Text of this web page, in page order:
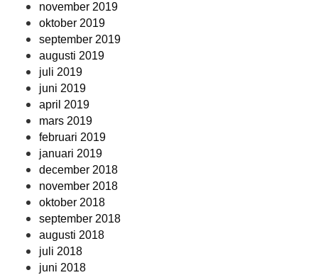
november 2019
oktober 2019
september 2019
augusti 2019
juli 2019
juni 2019
april 2019
mars 2019
februari 2019
januari 2019
december 2018
november 2018
oktober 2018
september 2018
augusti 2018
juli 2018
juni 2018